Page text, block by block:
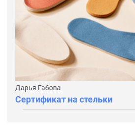
Дарья Габова
Сертификат на стельки